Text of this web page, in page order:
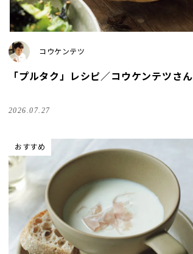
コウケンテツ
「プルタク」レシピ／コウケンテツさん
2026.07.27
おすすめ